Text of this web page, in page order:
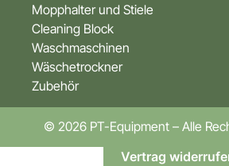
Mopphalter und Stiele
Cleaning Block
Waschmaschinen
Wäschetrockner
Zubehör
© 2026 PT-Equipment – Alle
Vertrag